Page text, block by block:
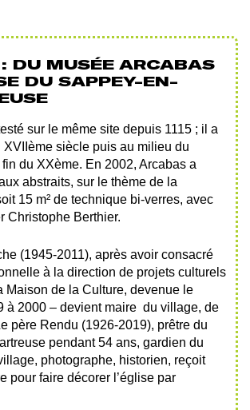
: DU MUSÉE ARCABAS
DU SAPPEY-EN-
sur le même site depuis 1115 ; il a
XVIIème siècle puis au milieu du
du XXème. En 2002, Arcabas a
abstraits, sur le thème de la
15 m² de technique bi-verres, avec
Christophe Berthier.
(1945-2011), après avoir consacré
à la direction de projets culturels
Maison de la Culture, devenue le
à 2000 – devient maire du village, de
père Rendu (1926-2019), prêtre du
pendant 54 ans, gardien du
photographe, historien, reçoit
pour faire décorer l’église par